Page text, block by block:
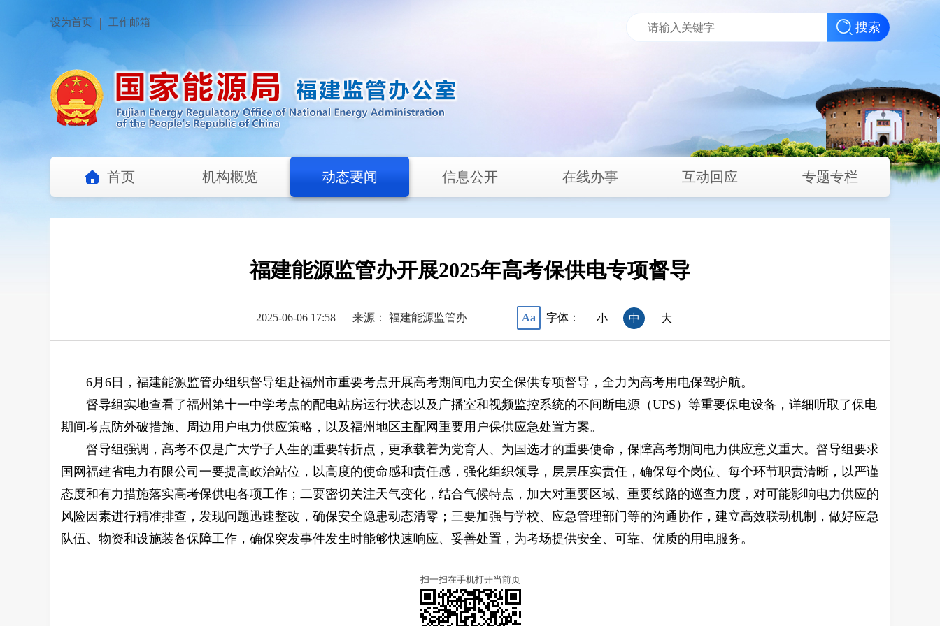
设为首页 工作邮箱 搜索
首页 机构概览 动态要闻 信息公开 在线办事 互动回应 专题专栏
福建能源监管办开展2025年高考保供电专项督导
2025-06-06 17:58 来源： 福建能源监管办 Aa 字体： 小 | 中 | 大
6月6日，福建能源监管办组织督导组赴福州市重要考点开展高考期间电力安全保供专项督导，全力为高考用电保驾护航。
督导组实地查看了福州第十一中学考点的配电站房运行状态以及广播室和视频监控系统的不间断电源（UPS）等重要保电设备，详细听取了保电
期间考点防外破措施、周边用户电力供应策略，以及福州地区主配网重要用户保供应急处置方案。
督导组强调，高考不仅是广大学子人生的重要转折点，更承载着为党育人、为国选才的重要使命，保障高考期间电力供应意义重大。督导组要求
国网福建省电力有限公司一要提高政治站位，以高度的使命感和责任感，强化组织领导，层层压实责任，确保每个岗位、每个环节职责清晰，以严谨
态度和有力措施落实高考保供电各项工作；二要密切关注天气变化，结合气候特点，加大对重要区域、重要线路的巡查力度，对可能影响电力供应的
风险因素进行精准排查，发现问题迅速整改，确保安全隐患动态清零；三要加强与学校、应急管理部门等的沟通协作，建立高效联动机制，做好应急
队伍、物资和设施装备保障工作，确保突发事件发生时能够快速响应、妥善处置，为考场提供安全、可靠、优质的用电服务。
扫一扫在手机打开当前页